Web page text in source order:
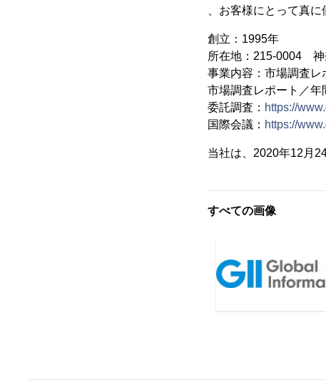
、お客様にとって真
創立：1995年
所在地：215-0004
事業内容：市場調査
市場調査レポート／年
委託調査： https://
国際会議： https://
当社は、2020年12月
すべての画像